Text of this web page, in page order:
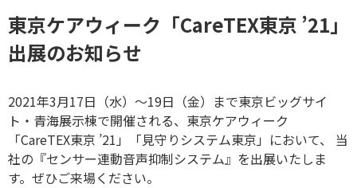
東京ケアウィーク「CareTEX東京 ’21」
出展のお知らせ
2021年3月17日（水）～19日（金）まで東京ビッグサイ
ト・青海展示棟で開催される、東京ケアウィーク
「CareTEX東京 ’21」「見守りシステム東京」において、
当
社の『センサー連動音声抑制システム』を出展いたしま
す。ぜひご来場ください。